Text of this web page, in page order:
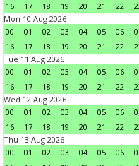
16
17 18 19 20 21 22
Mon 10 Aug 2026
00
01 02 03 04 05 06
16
17 18 19 20 21 22
Tue 11 Aug 2026
00
01 02 03 04 05 06
16
17 18 19 20 21 22
Wed 12 Aug 2026
00
01 02 03 04 05 06
16
17 18 19 20 21 22
Thu 13 Aug 2026
00
01 02 03 04 05 06